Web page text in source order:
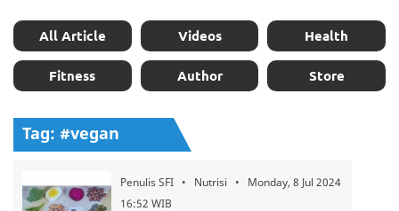
All Article Videos Health
Fitness Author Store
Tag: #vegan
Penulis SFI • Nutrisi • Monday, 8 Jul 2024
16:52 WIB